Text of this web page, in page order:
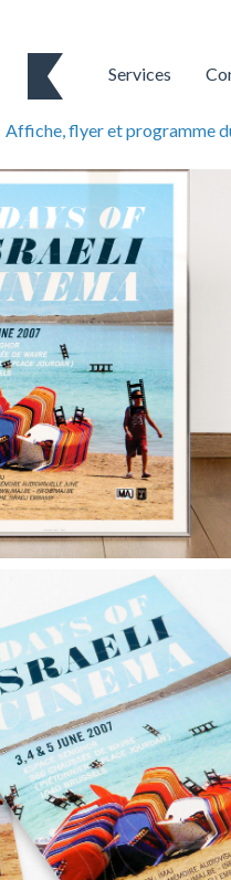
Services
Affiche, flyer et programme